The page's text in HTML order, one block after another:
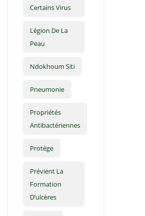
Certains Virus
Légion De La
Peau
Ndokhoum Siti
Pneumonie
Propriétés
Antibactériennes
Protège
Prévient La
Formation
D’ulcères